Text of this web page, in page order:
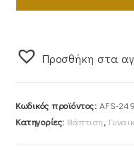
14Καρατίων
Πέτρες
Ζιργκόν
Προσθήκη στα
Κωδικός προϊόντος: AFS-
Κατηγορίες: Βάπτιση,